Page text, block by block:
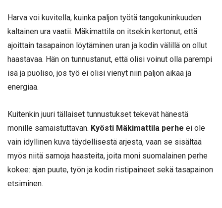
Harva voi kuvitella, kuinka paljon työtä tangokuninkuuden
kaltainen ura vaatii. Mäkimattila on itsekin kertonut, että
ajoittain tasapainon löytäminen uran ja kodin välillä on ollut
haastavaa. Hän on tunnustanut, että olisi voinut olla parempi
isä ja puoliso, jos työ ei olisi vienyt niin paljon aikaa ja
energiaa.
Kuitenkin juuri tällaiset tunnustukset tekevät hänestä
monille samaistuttavan. Kyösti Mäkimattila perhe ei ole
vain idyllinen kuva täydellisestä arjesta, vaan se sisältää
myös niitä samoja haasteita, joita moni suomalainen perhe
kokee: ajan puute, työn ja kodin ristipaineet sekä tasapainon
etsiminen.